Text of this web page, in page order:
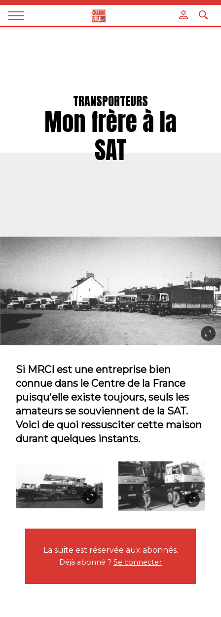
Magazine
TRANSPORTEURS
Mon frère à la
SAT
Si MRCI est une entreprise bien
connue dans le Centre de la France
puisqu'elle existe toujours, seuls les
amateurs se souviennent de la SAT.
Voici de quoi ressusciter cette maison
durant quelques instants.
La suite est réservée aux abonnés.
Déjà abonné ? Se connecter
Panneau de gestion des cookies